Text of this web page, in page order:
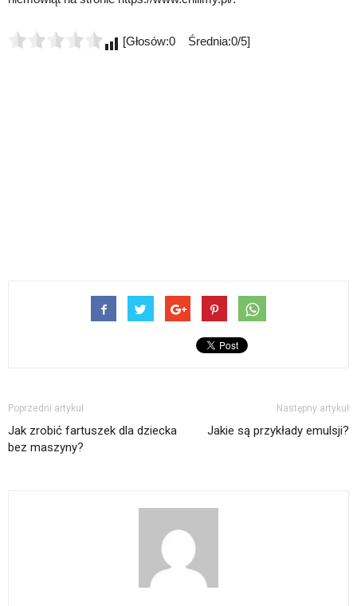
[Głosów:0 Średnia:0/5]
Poprzedni artykuł
Jak zrobić fartuszek dla dziecka
bez maszyny?
Następny artykuł
Jakie są przykłady emulsji?